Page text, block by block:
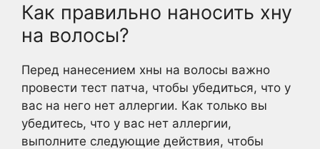
Как правильно наносить хну
на волосы?
Перед нанесением хны на волосы важно
провести тест патча, чтобы убедиться, что у
вас на него нет аллергии. Как только вы
убедитесь, что у вас нет аллергии,
выполните следующие действия, чтобы